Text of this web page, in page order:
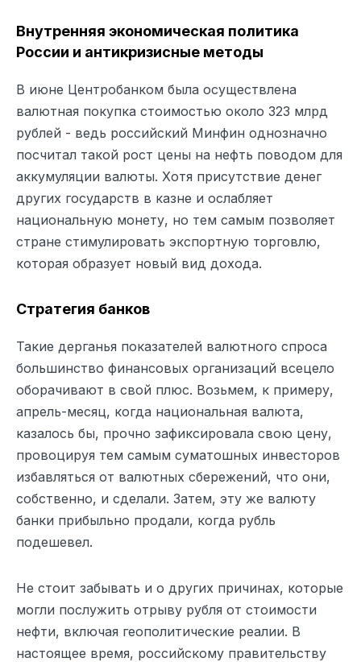
Внутренняя экономическая политика
России и антикризисные методы
В июне Центробанком была осуществлена
валютная покупка стоимостью около 323 млрд
рублей - ведь российский Минфин однозначно
посчитал такой рост цены на нефть поводом для
аккумуляции валюты. Хотя присутствие денег
других государств в казне и ослабляет
национальную монету, но тем самым позволяет
стране стимулировать экспортную торговлю,
которая образует новый вид дохода.
Стратегия банков
Такие дерганья показателей валютного спроса
большинство финансовых организаций всецело
оборачивают в свой плюс. Возьмем, к примеру,
апрель-месяц, когда национальная валюта,
казалось бы, прочно зафиксировала свою цену,
провоцируя тем самым суматошных инвесторов
избавляться от валютных сбережений, что они,
собственно, и сделали. Затем, эту же валюту
банки прибыльно продали, когда рубль
подешевел.
Не стоит забывать и о других причинах, которые
могли послужить отрыву рубля от стоимости
нефти, включая геополитические реалии. В
настоящее время, российскому правительству